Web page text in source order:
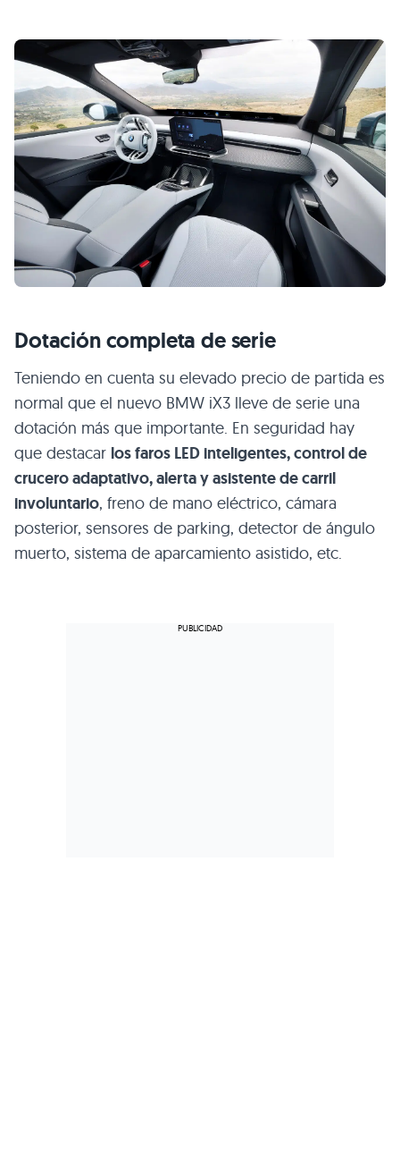
Dotación completa de serie
Teniendo en cuenta su elevado precio de partida es
normal que el nuevo BMW iX3 lleve de serie una
dotación más que importante. En seguridad hay
que destacar los faros LED inteligentes, control de
crucero adaptativo, alerta y asistente de carril
involuntario, freno de mano eléctrico, cámara
posterior, sensores de parking, detector de ángulo
muerto, sistema de aparcamiento asistido, etc.